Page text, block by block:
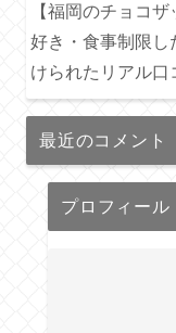
【福岡のチョコ
好き・食事制限し
けられたリアル口
最近のコメント
プロフィール